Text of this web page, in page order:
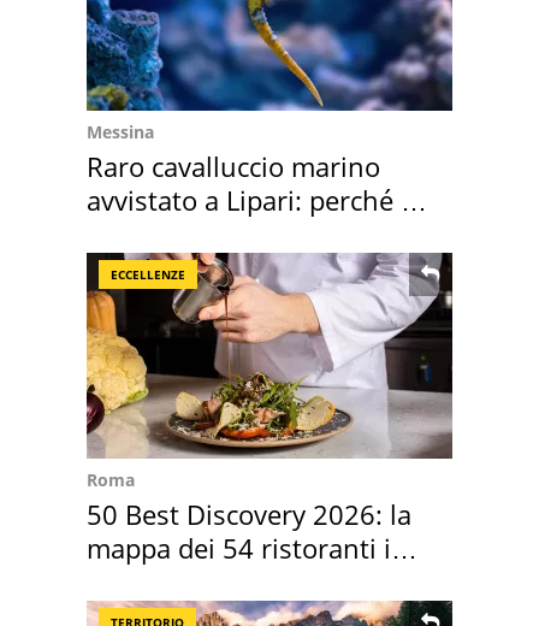
Messina
Raro cavalluccio marino
avvistato a Lipari: perché è
ECCELLENZE
Roma
50 Best Discovery 2026: la
mappa dei 54 ristoranti in
TERRITORIO